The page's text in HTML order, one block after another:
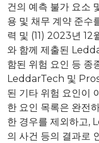
건의 예측 불가 요소
용 및 채무 계약 준
력 및 (11) 2023년 12
와 함께 제출된
함된 위험 요인 등 종
LeddarTech 및
된 기타 위험 요인이
한 요인 목록은 완전
한 경우를 제외하고,
의 사건 등의 결과로